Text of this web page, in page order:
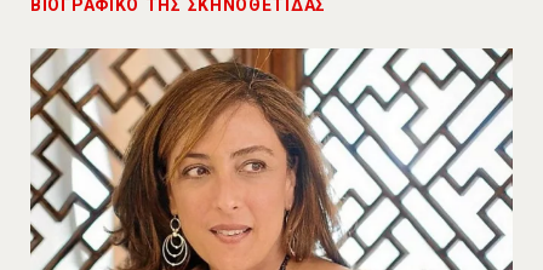
ΒΙΟΓΡΑΦΙΚΟ ΤΗΣ ΣΚΗΝΟΘΕΤΙΔΑΣ